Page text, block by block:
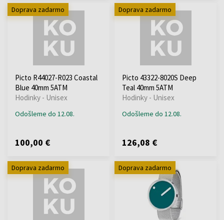
Doprava zadarmo
Picto R44027-R023 Coastal
Blue 40mm 5ATM
Hodinky - Unisex
Odošleme do 12.08.
100,00 €
Doprava zadarmo
Picto 43322-8020S Deep
Teal 40mm 5ATM
Hodinky - Unisex
Odošleme do 12.08.
126,08 €
Doprava zadarmo Doprava zadarmo